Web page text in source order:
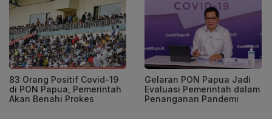
83 Orang Positif Covid-19
di PON Papua, Pemerintah
Akan Benahi Prokes
Gelaran PON Papua Jadi
Evaluasi Pemerintah dalam
Penanganan Pandemi